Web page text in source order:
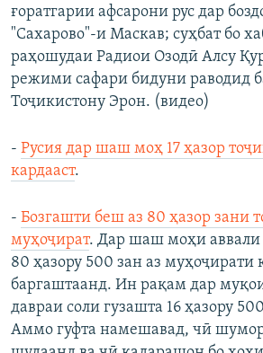
ғоратгарии афсарони рус дар
"Сахарово"-и Маскав; суҳбат бо
раҳошудаи Радиои Озодӣ Алсу
режими сафари бидуни раводид
Тоҷикистону Эрон. (видео)
- Русия дар шаш моҳ 17 ҳазор
кардааст.
- Бозгашти беш аз 80 ҳазор зани
муҳоҷират. Дар шаш моҳи аввали
80 ҳазору 500 зан аз муҳоҷирати
баргаштаанд. Ин рақам дар
давраи соли гузашта 16 ҳазору
Аммо гуфта намешавад, чӣ